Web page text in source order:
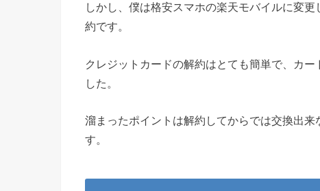
しかし、僕は格安スマホの楽天モバイルに変
約です。
クレジットカードの解約はとても簡単で、カ
した。
溜まったポイントは解約してからでは交換出
す。